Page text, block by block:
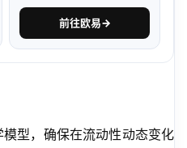
前往欧易→
型，确保在流动性动态变化